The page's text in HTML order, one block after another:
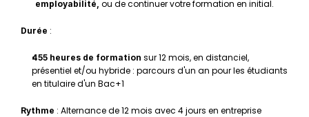
employabilité, ou de continuer votre formation en initial.
Durée :
455 heures de formation sur 12 mois, en distanciel,
présentiel et/ou hybride : parcours d'un an pour les étudiants
en titulaire d'un Bac+1
Rythme : Alternance de 12 mois avec 4 jours en entreprise